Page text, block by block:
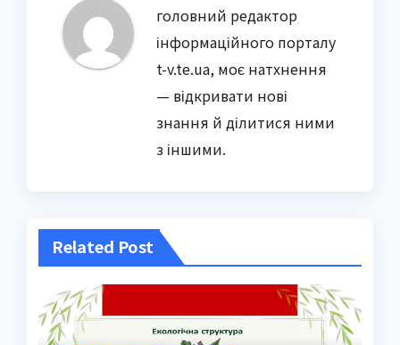
головний редактор
інформаційного порталу
t-v.te.ua, моє натхнення
— відкривати нові
знання й ділитися ними
з іншими.
Related Post